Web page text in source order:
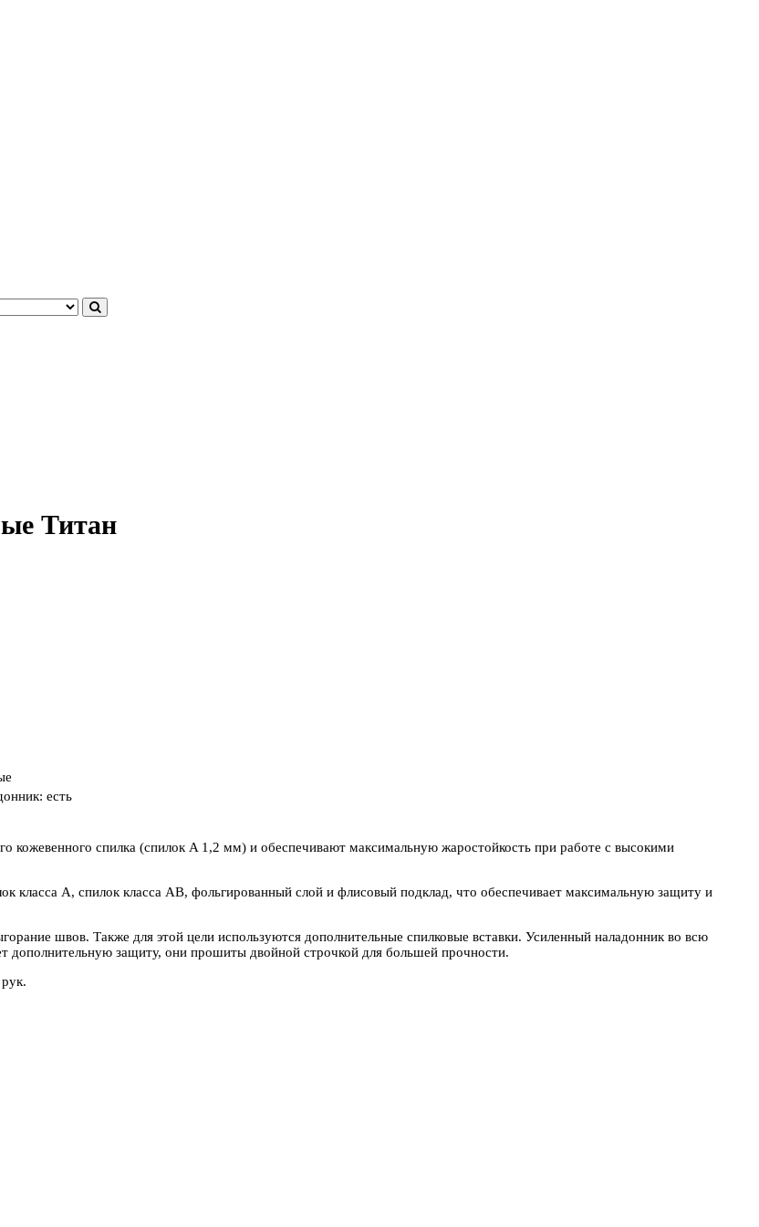
Титан
есть
кожевенного спилка (спилок A 1,2 мм) и обеспечивают максимальную жаростойкость при работе с высокими
класса A, спилок класса AB, фольгированный слой и флисовый подклад, что обеспечивает максимальную защиту и
швов. Также для этой цели используются дополнительные спилковые вставки. Усиленный наладонник во всю
дополнительную защиту, они прошиты двойной строчкой для большей прочности.